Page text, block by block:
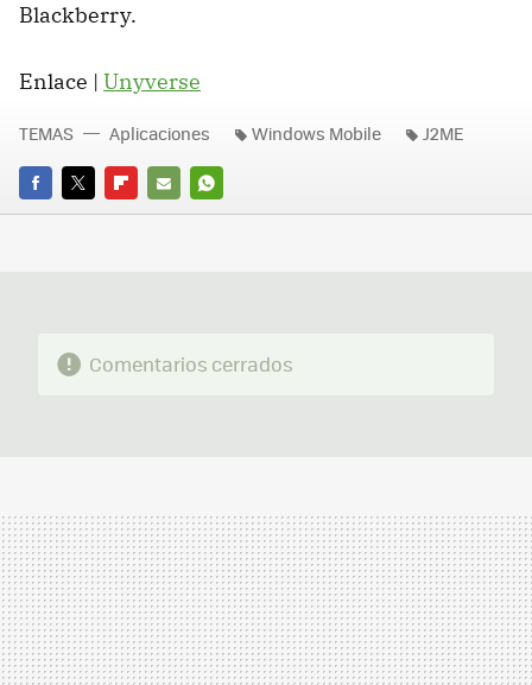
Blackberry.
Enlace | Unyverse
FACEBOOK
TWITTERFLIPBOARD
E-
WHATSAPP
TEMAS Aplicaciones Windows Mobile J2ME
Comentarios cerrados